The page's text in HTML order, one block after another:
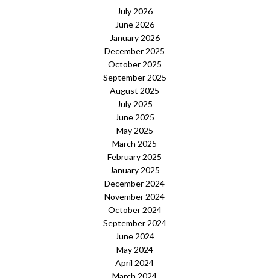
July 2026
June 2026
January 2026
December 2025
October 2025
September 2025
August 2025
July 2025
June 2025
May 2025
March 2025
February 2025
January 2025
December 2024
November 2024
October 2024
September 2024
June 2024
May 2024
April 2024